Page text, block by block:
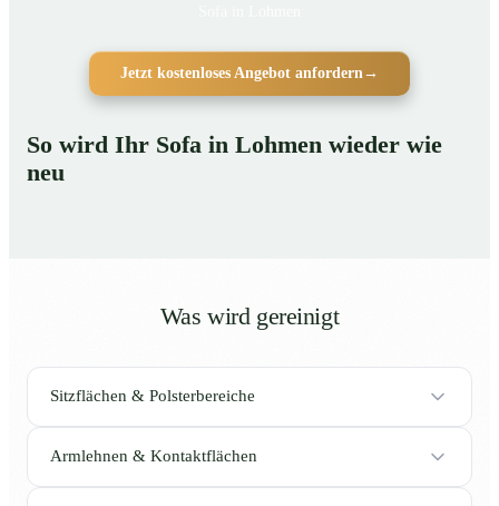
Jetzt kostenloses Angebot anfordern →
So wird Ihr Sofa in Lohmen wieder wie
neu
Was wird gereinigt
Sitzflächen & Polsterbereiche
Armlehnen & Kontaktflächen